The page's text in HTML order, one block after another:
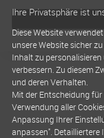
Ihre Privatsphäre ist
Diese Website
unsere Website sicher
Inhalt zu
verbessern. Zu diesem
und deren Verhalten.
Mit der Entscheidung für
Verwendung aller
Anpassung Ihrer
anpassen".